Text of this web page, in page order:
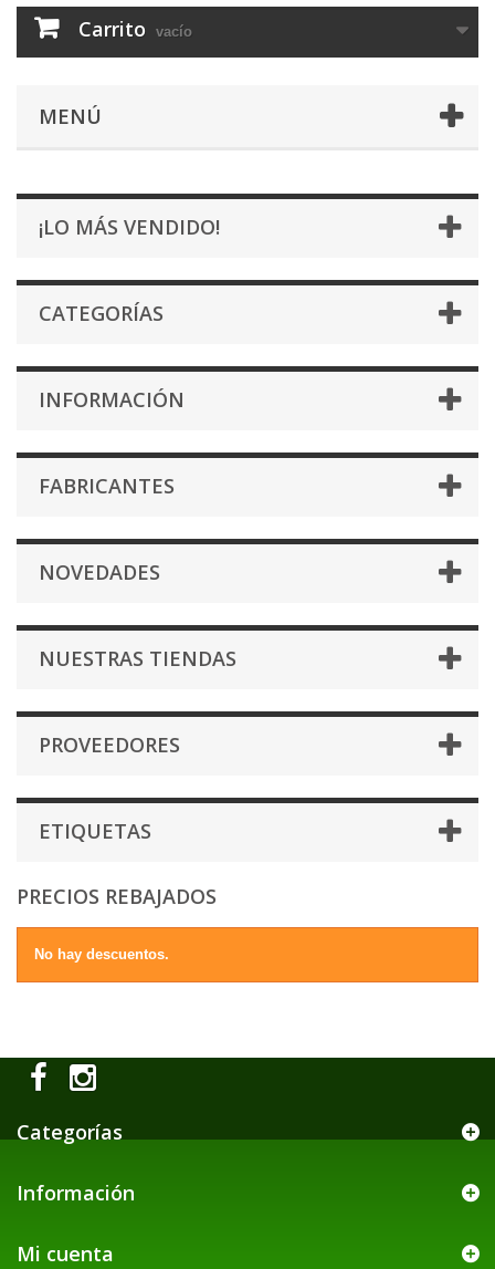
Carrito vacío
MENÚ
¡LO MÁS VENDIDO!
CATEGORÍAS
INFORMACIÓN
FABRICANTES
NOVEDADES
NUESTRAS TIENDAS
PROVEEDORES
ETIQUETAS
PRECIOS REBAJADOS
No hay descuentos.
Categorías
Información
Mi cuenta